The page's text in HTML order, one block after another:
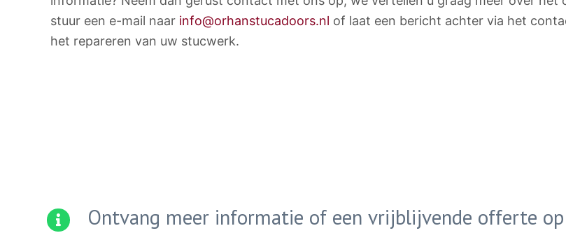
stuur een e-mail naar info@orhanstucadoors.nl of laat een bericht achter via het
het repareren van uw stucwerk.
Ontvang meer informatie of een vrijblijvende offerte